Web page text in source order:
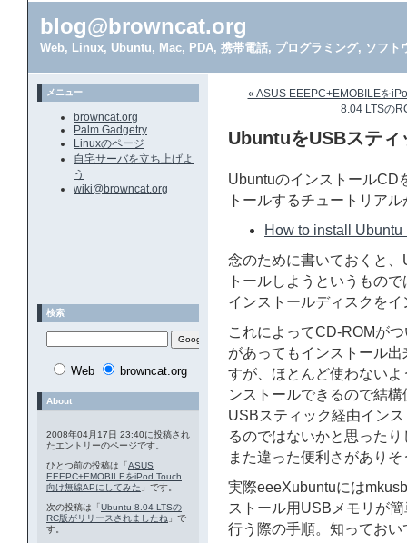
blog@browncat.org
Web, Linux, Ubuntu, Mac, PDA, 携帯電話, プログラミング, ソフト
« ASUS EEEPC+EMOBILEを
8.04 LTSの
UbuntuをUSBスティ
UbuntuのインストールCD
トールするチュートリア
How to install
念のために書いておくと
トールしようというもの
インストールディスクを
これによってCD-ROMが
があってもインストール
すが、ほとんど使わない
ンストールできるので結
USBスティック経由イン
るのではないかと思った
また違った便利さがありそ
実際eeeXubuntuには
ストール用USBメモリが
行う際の手順。知ってお
メニュー
browncat.org
Palm Gadgetry
Linuxのページ
自宅サーバを立ち上げよ
う
wiki@browncat.org
検索
Web browncat.org
About
2008年04月17日 23:40に投稿され
たエントリーのページです。
ひとつ前の投稿は「ASUS
EEEPC+EMOBILEをiPod Touch
向け無線APにしてみた 」です。
次の投稿は「Ubuntu 8.04 LTSの
RC版がリリースされましたね 」で
す。